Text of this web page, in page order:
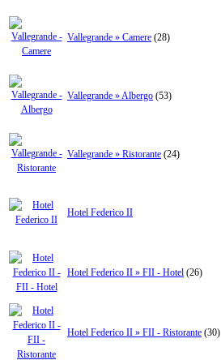
Vallegrande » Camere (28)
Vallegrande » Albergo (53)
Vallegrande » Ristorante (24)
Hotel Federico II
Hotel Federico II » FII - Hotel (26)
Hotel Federico II » FII - Ristorante (30)